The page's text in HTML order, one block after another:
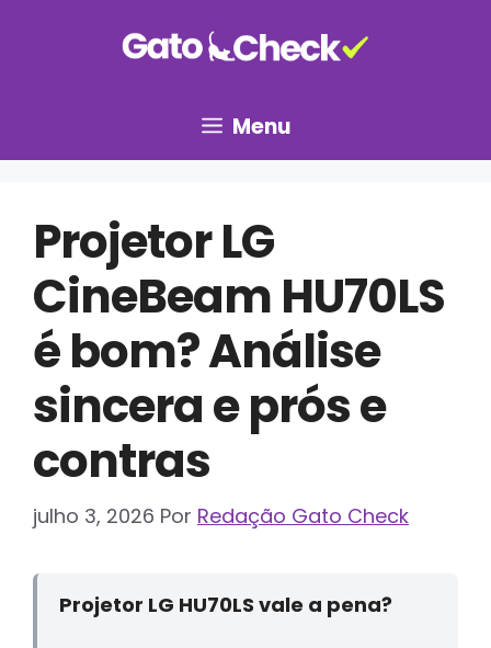
Menu
Projetor LG
CineBeam HU70LS
é bom? Análise
sincera e prós e
contras
julho 3, 2026 Por Redação Gato Check
Projetor LG HU70LS vale a pena?